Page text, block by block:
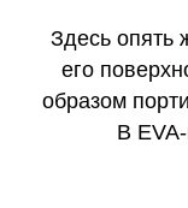
Здесь опять
его
образом
В